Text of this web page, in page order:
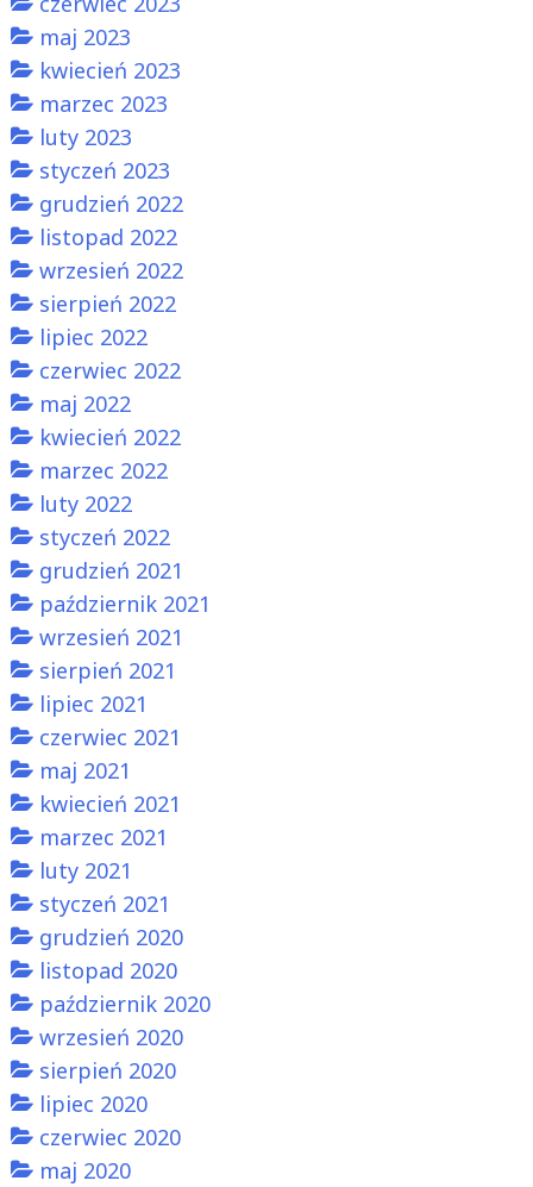
maj 2023
kwiecień 2023
marzec 2023
luty 2023
styczeń 2023
grudzień 2022
listopad 2022
wrzesień 2022
sierpień 2022
lipiec 2022
czerwiec 2022
maj 2022
kwiecień 2022
marzec 2022
luty 2022
styczeń 2022
grudzień 2021
październik 2021
wrzesień 2021
sierpień 2021
lipiec 2021
czerwiec 2021
maj 2021
kwiecień 2021
marzec 2021
luty 2021
styczeń 2021
grudzień 2020
listopad 2020
październik 2020
wrzesień 2020
sierpień 2020
lipiec 2020
czerwiec 2020
maj 2020